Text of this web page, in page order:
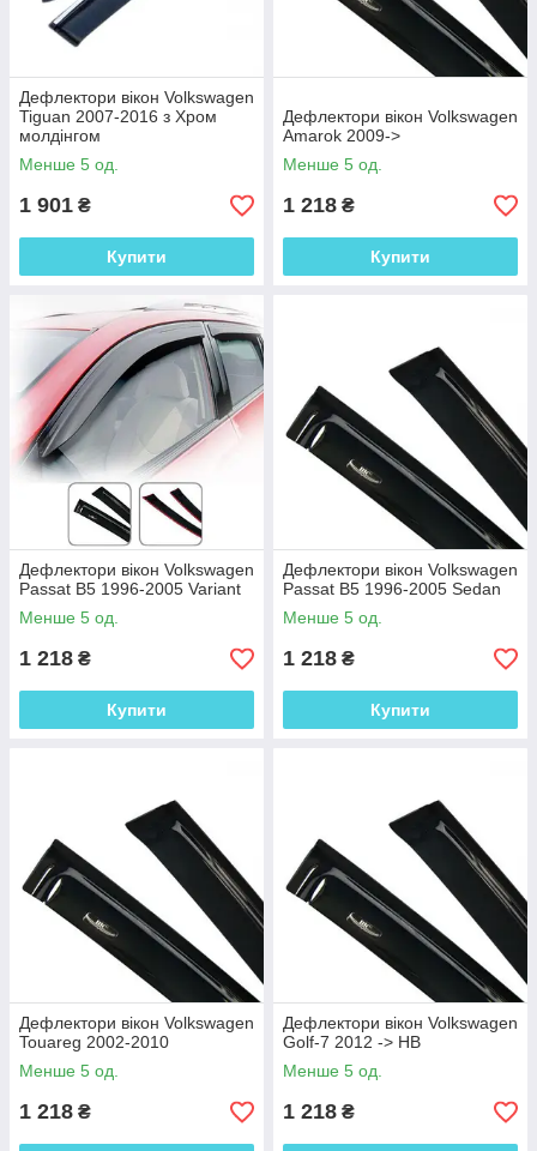
Дефлектори вікон Volkswagen
Tiguan 2007-2016 з Хром
молдінгом
Менше 5 од.
1 901 ₴
Купити
Дефлектори вікон Volkswagen
Amarok 2009->
Менше 5 од.
1 218 ₴
Купити
Дефлектори вікон Volkswagen
Passat B5 1996-2005 Variant
Менше 5 од.
1 218 ₴
Купити
Дефлектори вікон Volkswagen
Passat B5 1996-2005 Sedan
Менше 5 од.
1 218 ₴
Купити
Дефлектори вікон Volkswagen
Touareg 2002-2010
Менше 5 од.
1 218 ₴
Дефлектори вікон Volkswagen
Golf-7 2012 -> HB
Менше 5 од.
1 218 ₴